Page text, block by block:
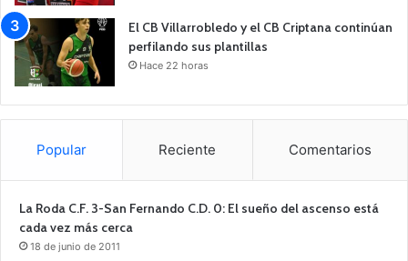
El CB Villarrobledo y el CB Criptana continúan
perfilando sus plantillas
Hace 22 horas
Popular Reciente Comentarios
La Roda C.F. 3-San Fernando C.D. 0: El sueño del ascenso está
cada vez más cerca
18 de junio de 2011